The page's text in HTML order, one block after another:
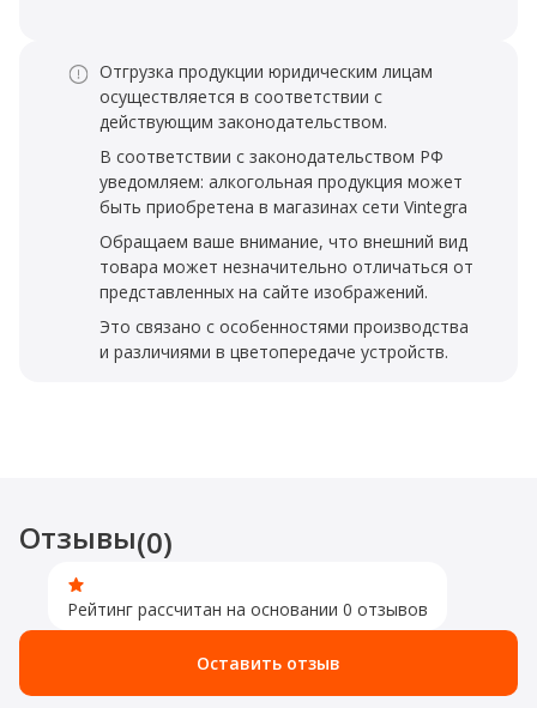
Отгрузка продукции юридическим лицам
осуществляется в соответствии с
действующим законодательством.
В соответствии с законодательством РФ
уведомляем: алкогольная продукция может
быть приобретена в магазинах сети Vintegra
Обращаем ваше внимание, что внешний вид
товара может незначительно отличаться от
представленных на сайте изображений.
Это связано с особенностями производства
и различиями в цветопередаче устройств.
Отзывы(0)
Рейтинг рассчитан на основании 0 отзывов
Оставить отзыв